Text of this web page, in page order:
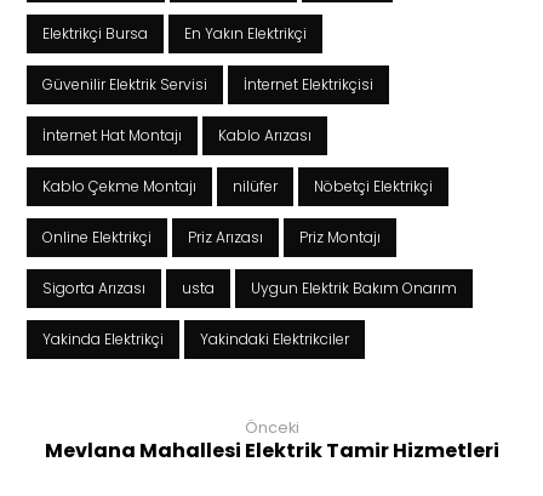
Elektrikçi Bursa En Yakın Elektrikçi
Güvenilir Elektrik Servisi İnternet Elektrikçisi
İnternet Hat Montajı Kablo Arızası
Kablo Çekme Montajı nilüfer Nöbetçi Elektrikçi
Online Elektrikçi Priz Arızası Priz Montajı
Sigorta Arızası usta Uygun Elektrik Bakım Onarım
Yakinda Elektrikçi Yakindaki Elektrikciler
Önceki
Mevlana Mahallesi Elektrik Tamir Hizmetleri